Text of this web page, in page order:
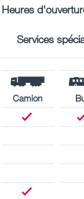
Heures
Services
Camion